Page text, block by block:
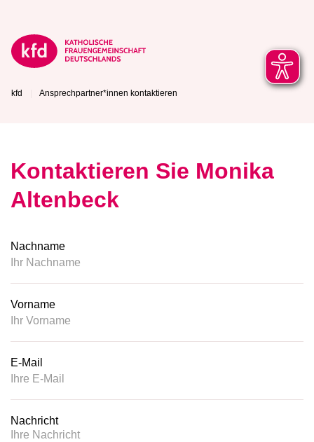
kfd Ansprechpartner*innen kontaktieren
Kontaktieren Sie Monika
Altenbeck
Nachname
Vorname
E-Mail
Nachricht